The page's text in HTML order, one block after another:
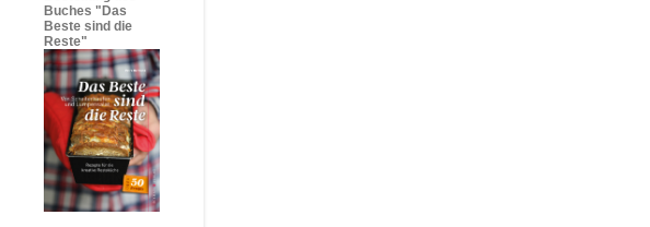
Buches "Das
Beste sind die
Reste"